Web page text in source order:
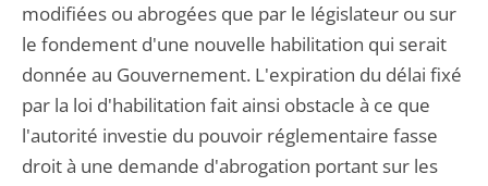
modifiées ou abrogées que par le législateur ou sur
le fondement d'une nouvelle habilitation qui serait
donnée au Gouvernement. L'expiration du délai fixé
par la loi d'habilitation fait ainsi obstacle à ce que
l'autorité investie du pouvoir réglementaire fasse
droit à une demande d'abrogation portant sur les